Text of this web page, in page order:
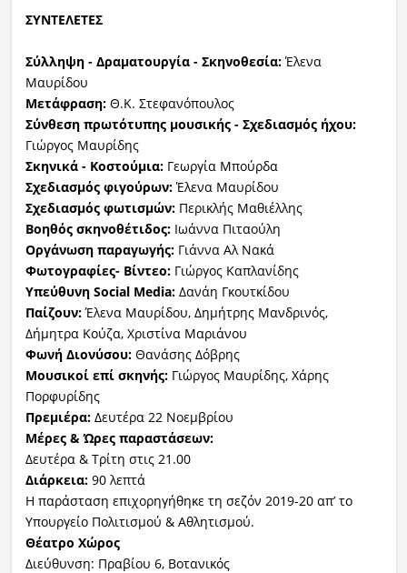
ΣΥΝΤΕΛΕΤΕΣ
Σύλληψη - Δραματουργία - Σκηνοθεσία:Έλενα
Μαυρίδου
Μετάφραση:Θ.Κ. Στεφανόπουλος
Σύνθεση πρωτότυπης μουσικής - Σχεδιασμός ήχου:
Γιώργος Μαυρίδης
Σκηνικά - Κοστούμια:Γεωργία Μπούρδα
Σχεδιασμός φιγούρων:Έλενα Μαυρίδου
Σχεδιασμός φωτισμών:Περικλής Μαθιέλλης
Βοηθός σκηνοθέτιδος:Ιωάννα Πιταούλη
Οργάνωση παραγωγής:Γιάννα Αλ Νακά
Φωτογραφίες- Βίντεο:Γιώργος Καπλανίδης
Υπεύθυνη Social Media:Δανάη Γκουτκίδου
Παίζουν:Έλενα Μαυρίδου, Δημήτρης Μανδρινός,
Δήμητρα Κούζα, Χριστίνα Μαριάνου
Φωνή Διονύσου: Θανάσης Δόβρης
Μουσικοί επί σκηνής:Γιώργος Μαυρίδης, Χάρης
Πορφυρίδης
Πρεμιέρα:Δευτέρα 22 Νοεμβρίου
Μέρες & Ώρες παραστάσεων:
Δευτέρα & Τρίτη στις 21.00
Διάρκεια:90 λεπτά
Η παράσταση επιχορηγήθηκε τη σεζόν 2019-20 απ’ το
Υπουργείο Πολιτισμού & Αθλητισμού.
Θέατρο Χώρος
Διεύθυνση: Πραβίου 6, Βοτανικός